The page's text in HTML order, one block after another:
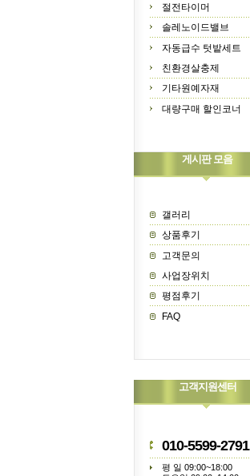
절전타이머
솔레노이드밸브
자동급수 텃밭세트
친환경살충제
기타원예자재
대량구매 할인코너
게시판 모음
갤러리
상품후기
고객문의
사업장위치
평점후기
FAQ
고객지원센터
010-5599-2791
평 일 09:00~18:00